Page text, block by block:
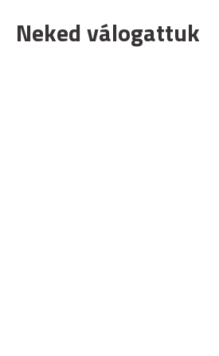
Neked válogattuk